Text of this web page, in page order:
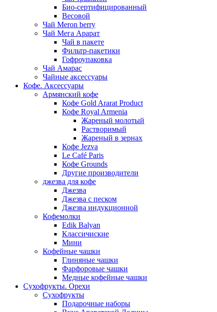
Био-сертифицированный
Весовой
Чай Meron berry
Чай Мега Арарат
Чай в пакете
Фильтр-пакетики
Гофроупаковка
Чай Амарас
Чайные аксессуары
Кофе. Аксессуары
Армянский кофе
Кофе Gold Ararat Product
Кофе Royal Armenia
Жареный молотый
Растворимый
Жареный в зернах
Кофе Jezva
Le Café Paris
Кофе Grounds
Другие производители
джезва для кофе
Джезва
Джезва с песком
Джезва индукционной
Кофемолки
Edik Balyan
Классичиские
Мини
Кофейные чашки
Глиняные чашки
Фарфоровые чашки
Медные кофейные чашки
Сухофрукты. Орехи
Сухофрукты
Подарочные наборы